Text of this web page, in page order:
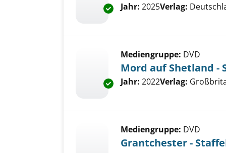
Exemplar-Details von Die
Suche nach diesem
Jahr: 2025Verlag:
Exemplar-Details von Mord auf
Mediengruppe: DVD
Mord auf Shetland -
Suche nach diesem
Jahr: 2022Verlag:
Mediengruppe: DVD
Grantchester -